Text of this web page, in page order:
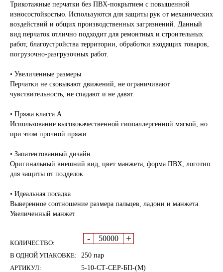
Трикотажные перчатки без ПВХ-покрытием с повышенной
износостойкостью. Используются для защиты рук от механических
воздействий и общих производственных загрязнений. Данный
вид перчаток отлично подходит для ремонтных и строительных
работ, благоустройства территории, обработки входящих товаров,
погрузочно-разгрузочных работ.
• Увеличенные размеры
Перчатки не сковывают движений, не ограничивают
чувствительность, не спадают и не давят.
• Пряжа класса А
Использование высококачественной гипоаллергенной мягкой, но
при этом прочной пряжи.
• Запатентованный дизайн
Оригинальный внешний вид, цвет манжета, форма ПВХ, логотип
для защиты от подделок.
• Идеальная посадка
Выверенное соотношение размера пальцев, ладони и манжета.
Увеличенный манжет
КОЛИЧЕСТВО: - +
В ОДНОЙ УПАКОВКЕ:
250 пар
АРТИКУЛ:
5-10-СТ-СЕР-БП-(М)